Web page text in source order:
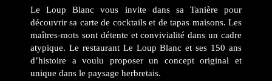
Le Loup Blanc vous invite dans sa Tanière pour
découvrir sa carte de cocktails et de tapas maisons. Les
maîtres-mots sont détente et convivialité dans un cadre
atypique. Le restaurant Le Loup Blanc et ses 150 ans
d’histoire a voulu proposer un concept original et
unique dans le paysage herbretais.